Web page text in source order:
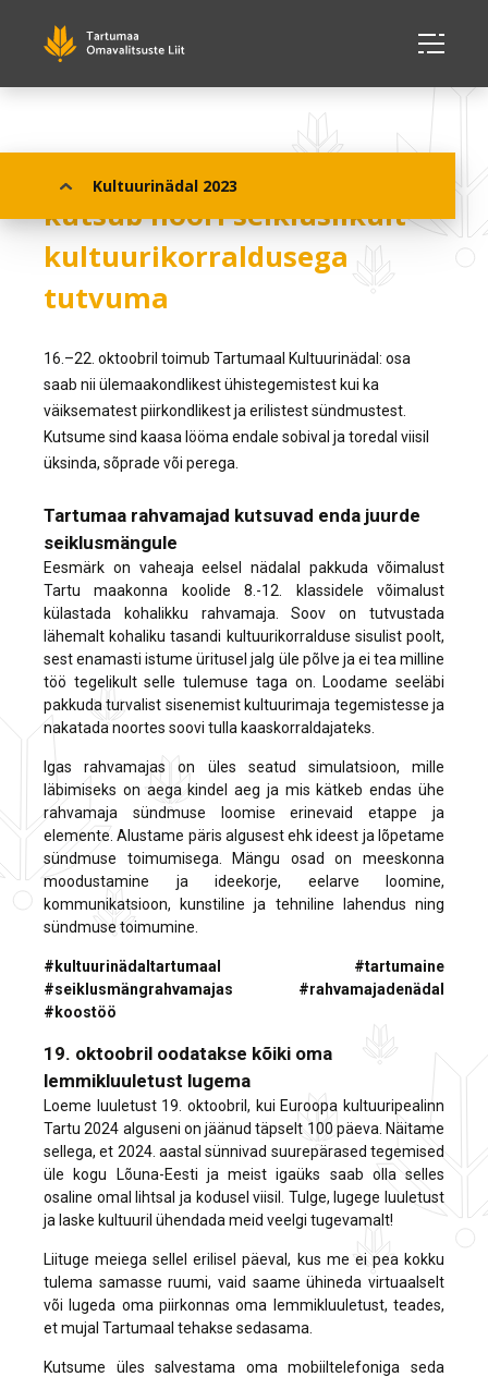
Kultuurinädal 2023
Tartumaa Kultuurinädal
kutsub noori seikluslikult
kultuurikorraldusega
tutvuma
16.–22. oktoobril toimub Tartumaal Kultuurinädal: osa
saab nii ülemaakondlikest ühistegemistest kui ka
väiksematest piirkondlikest ja erilistest sündmustest.
Kutsume sind kaasa lööma endale sobival ja toredal viisil
üksinda, sõprade või perega.
Tartumaa rahvamajad kutsuvad enda juurde
seiklusmängule
Eesmärk on vaheaja eelsel nädalal pakkuda võimalust
Tartu maakonna koolide 8.-12. klassidele võimalust
külastada kohalikku rahvamaja. Soov on tutvustada
lähemalt kohaliku tasandi kultuurikorralduse sisulist poolt,
sest enamasti istume üritusel jalg üle põlve ja ei tea milline
töö tegelikult selle tulemuse taga on. Loodame seeläbi
pakkuda turvalist sisenemist kultuurimaja tegemistesse ja
nakatada noortes soovi tulla kaaskorraldajateks.
Igas rahvamajas on üles seatud simulatsioon, mille
läbimiseks on aega kindel aeg ja mis kätkeb endas ühe
rahvamaja sündmuse loomise erinevaid etappe ja
elemente. Alustame päris algusest ehk ideest ja lõpetame
sündmuse toimumisega. Mängu osad on meeskonna
moodustamine ja ideekorje, eelarve loomine,
kommunikatsioon, kunstiline ja tehniline lahendus ning
sündmuse toimumine.
#kultuurinädaltartumaal #tartumaine
#seiklusmängrahvamajas #rahvamajadenädal
#koostöö
19. oktoobril oodatakse kõiki oma
lemmikluuletust lugema
Loeme luuletust 19. oktoobril, kui Euroopa kultuuripealinn
Tartu 2024 alguseni on jäänud täpselt 100 päeva. Näitame
sellega, et 2024. aastal sünnivad suurepärased tegemised
üle kogu Lõuna-Eesti ja meist igaüks saab olla selles
osaline omal lihtsal ja kodusel viisil. Tulge, lugege luuletust
ja laske kultuuril ühendada meid veelgi tugevamalt!
Liituge meiega sellel erilisel päeval, kus me ei pea kokku
tulema samasse ruumi, vaid saame ühineda virtuaalselt
või lugeda oma piirkonnas oma lemmikluuletust, teades,
et mujal Tartumaal tehakse sedasama.
Kutsume üles salvestama oma mobiiltelefoniga seda